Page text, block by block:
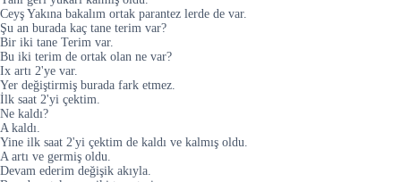
Ceyş Yakına bakalım ortak parantez lerde de var.
Şu an burada kaç tane terim var?
Bir iki tane Terim var.
Bu iki terim de ortak olan ne var?
Ix artı 2'ye var.
Yer değiştirmiş burada fark etmez.
İlk saat 2'yi çektim.
Ne kaldı?
A kaldı.
Yine ilk saat 2'yi çektim de kaldı ve kalmış oldu.
A artı ve germiş oldu.
Devam ederim dеğіşіk akıyla.